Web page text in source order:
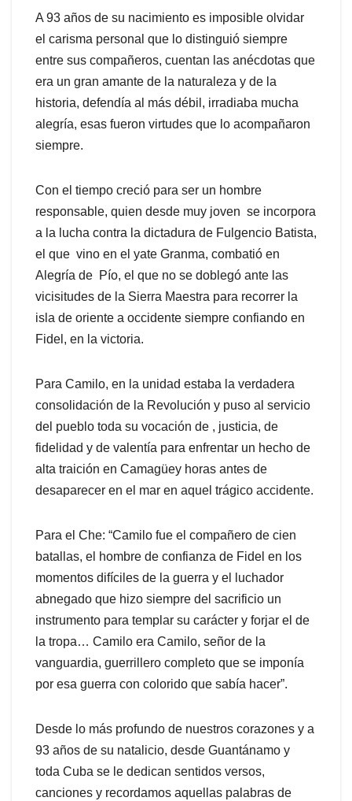
A 93 años de su nacimiento es imposible olvidar
el carisma personal que lo distinguió siempre
entre sus compañeros, cuentan las anécdotas que
era un gran amante de la naturaleza y de la
historia, defendía al más débil, irradiaba mucha
alegría, esas fueron virtudes que lo acompañaron
siempre.
Con el tiempo creció para ser un hombre
responsable, quien desde muy joven se incorpora
a la lucha contra la dictadura de Fulgencio Batista,
el que vino en el yate Granma, combatió en
Alegría de Pío, el que no se doblegó ante las
vicisitudes de la Sierra Maestra para recorrer la
isla de oriente a occidente siempre confiando en
Fidel, en la victoria.
Para Camilo, en la unidad estaba la verdadera
consolidación de la Revolución y puso al servicio
del pueblo toda su vocación de , justicia, de
fidelidad y de valentía para enfrentar un hecho de
alta traición en Camagüey horas antes de
desaparecer en el mar en aquel trágico accidente.
Para el Che: “Camilo fue el compañero de cien
batallas, el hombre de confianza de Fidel en los
momentos difíciles de la guerra y el luchador
abnegado que hizo siempre del sacrificio un
instrumento para templar su carácter y forjar el de
la tropa… Camilo era Camilo, señor de la
vanguardia, guerrillero completo que se imponía
por esa guerra con colorido que sabía hacer”.
Desde lo más profundo de nuestros corazones y a
93 años de su natalicio, desde Guantánamo y
toda Cuba se le dedican sentidos versos,
canciones y recordamos aquellas palabras de